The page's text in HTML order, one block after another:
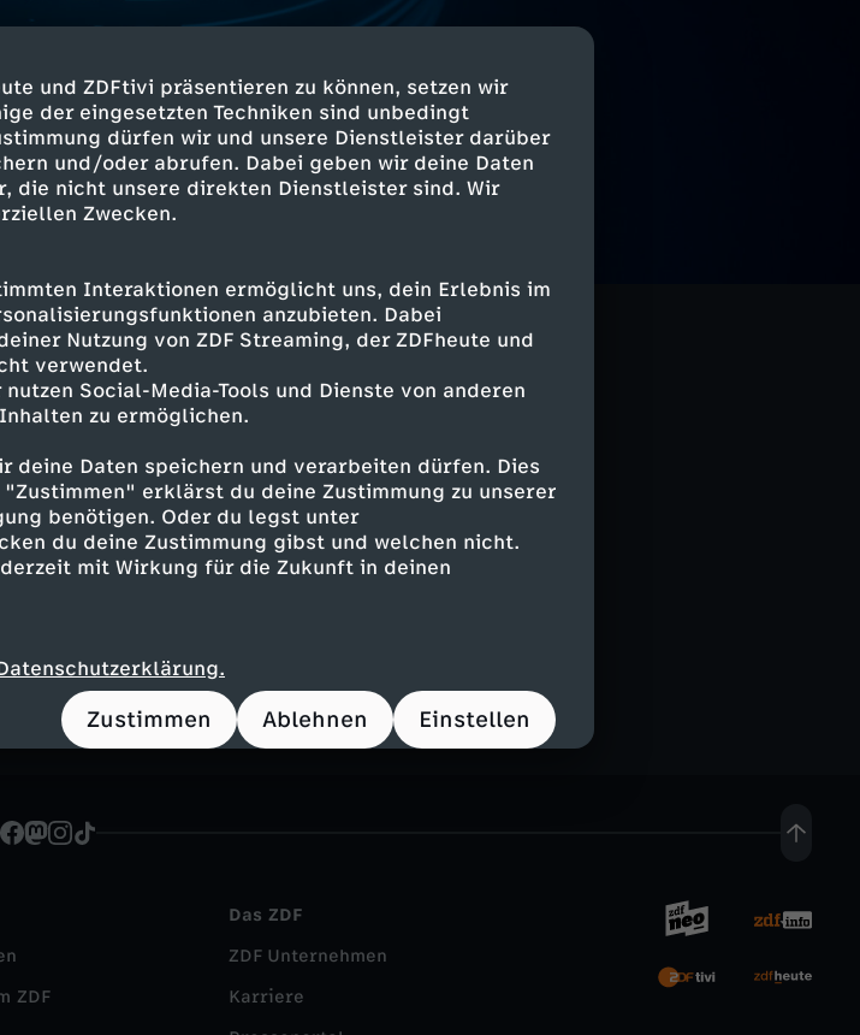
und ZDFtivi präsentieren zu können, setzen wir
der eingesetzten Techniken sind unbedingt
dürfen wir und unsere Dienstleister darüber
und/oder abrufen. Dabei geben wir deine Daten
die nicht unsere direkten Dienstleister sind. Wir
Zwecken.
Interaktionen ermöglicht uns, dein Erlebnis im
anzubieten. Dabei
Nutzung von ZDF Streaming, der ZDFheute und
verwendet.
Social-Media-Tools und Dienste von anderen
zu ermöglichen.
deine Daten speichern und verarbeiten dürfen. Dies
erklärst du deine Zustimmung zu unserer
benötigen. Oder du legst unter
du deine Zustimmung gibst und welchen nicht.
mit Wirkung für die Zukunft in deinen
Zustimmen Ablehnen Einstellen
ZDF
Das ZDF
ZDF Unternehmen
Karriere